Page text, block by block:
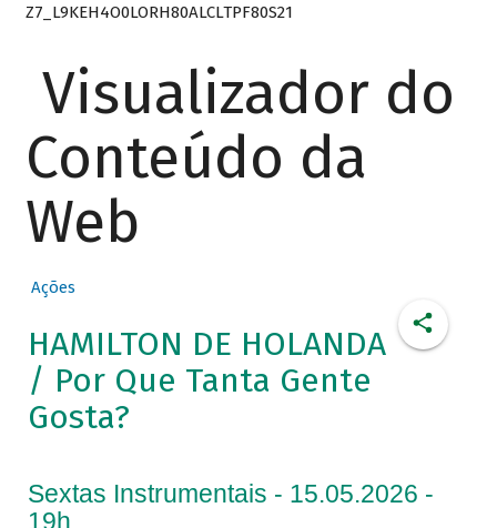
Z7_L9KEH4O0LORH80ALCLTPF80S21
Visualizador do
Conteúdo da
Web
Ações
HAMILTON DE HOLANDA
/ Por Que Tanta Gente
Gosta?
Sextas Instrumentais - 15.05.2026 -
19h